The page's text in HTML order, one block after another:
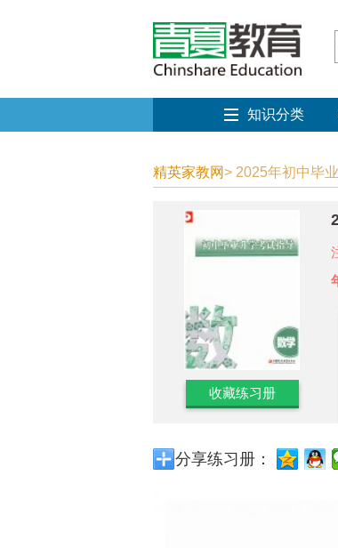
知识分类
精英家教网> 2025年初中毕
收藏练习册
分享练习册：